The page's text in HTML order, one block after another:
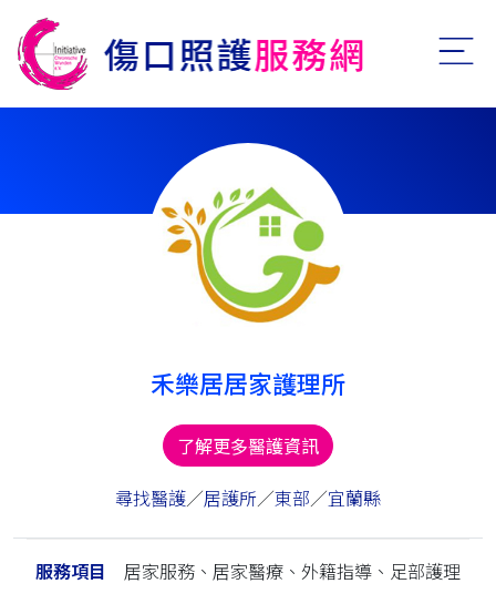
禾樂居居家護理所
了解更多醫護資訊
尋找醫護／居護所／東部／宜蘭縣
服務項目 居家服務、居家醫療、外籍指導、足部護理